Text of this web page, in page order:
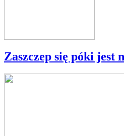
Zaszczep się póki jest